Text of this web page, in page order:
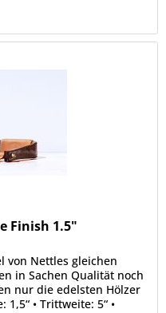
Finish 1.5"
von Nettles gleichen
in Sachen Qualität noch
nur die edelsten Hölzer
• Trittweite: 5“ •